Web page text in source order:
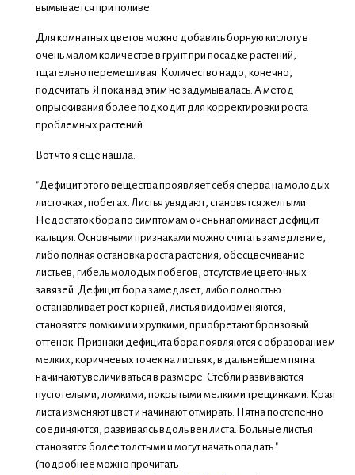
вымывается при поливе.
Для комнатных цветов можно добавить борную кислоту в
очень малом количестве в грунт при посадке растений,
тщательно перемешивая. Количество надо, конечно,
подсчитать. Я пока над этим не задумывалась. А метод
опрыскивания более подходит для корректировки роста
проблемных растений.
Вот что я еще нашла:
"Дефицит этого вещества проявляет себя сперва на молодых
листочках, побегах. Листья увядают, становятся желтыми.
Недостаток бора по симптомам очень напоминает дефицит
кальция. Основными признаками можно считать замедление,
либо полная остановка роста растения, обесцвечивание
листьев, гибель молодых побегов, отсутствие цветочных
завязей. Дефицит бора замедляет, либо полностью
останавливает рост корней, листья видоизменяются,
становятся ломкими и хрупкими, приобретают бронзовый
оттенок. Признаки дефицита бора появляются с образованием
мелких, коричневых точек на листьях, в дальнейшем пятна
начинают увеличиваться в размере. Стебли развиваются
пустотелыми, ломкими, покрытыми мелкими трещинками. Края
листа изменяют цвет и начинают отмирать. Пятна постепенно
соединяются, развиваясь вдоль вен листа. Больные листья
становятся более толстыми и могут начать опадать."
(подробнее можно прочитать